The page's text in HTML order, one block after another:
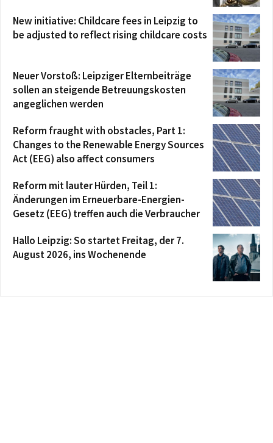
New initiative: Childcare fees in Leipzig to
be adjusted to reflect rising childcare costs
Neuer Vorstoß: Leipziger Elternbeiträge
sollen an steigende Betreuungskosten
angeglichen werden
Reform fraught with obstacles, Part 1:
Changes to the Renewable Energy Sources
Act (EEG) also affect consumers
Reform mit lauter Hürden, Teil 1:
Änderungen im Erneuerbare-Energien-
Gesetz (EEG) treffen auch die Verbraucher
Hallo Leipzig: So startet Freitag, der 7.
August 2026, ins Wochenende